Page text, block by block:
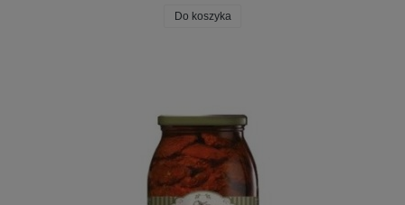
Do koszyka